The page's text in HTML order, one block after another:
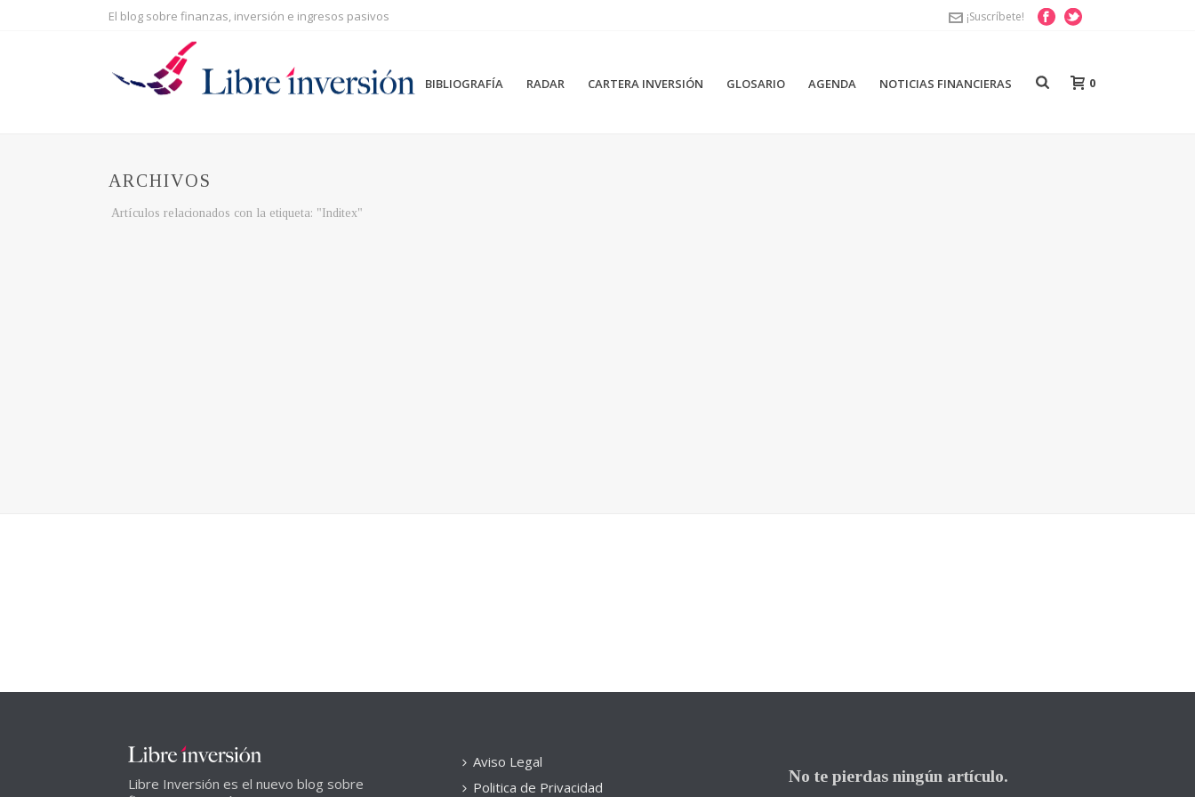
El blog sobre finanzas, inversión e ingresos pasivos ¡Suscríbete!
BIBLIOGRAFÍA RADAR CARTERA INVERSIÓN GLOSARIO AGENDA NOTICIAS FINANCIERAS 0
ARCHIVOS
Artículos relacionados con la etiqueta: "Inditex"
Libre Inversión es el nuevo blog sobre
Aviso Legal
Politica de Privacidad
No te pierdas ningún artículo.